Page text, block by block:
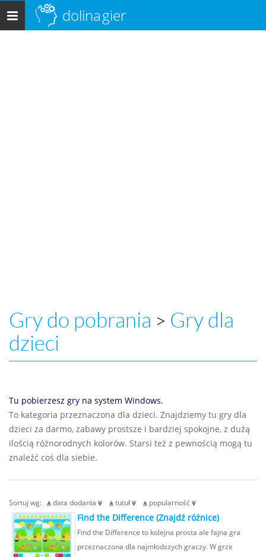
Menu
główne
dolinagier
Gry do pobrania > Gry dla
dzieci
Tu pobierzesz gry na system Windows.
To kategoria przeznaczona dla dzieci. Znajdziemy tu gry dla
dzieci za darmo, zabawy prostsze i bardziej spokojne, z dużą
ilością różnorodnych kolorów. Starsi też z pewnością mogą tu
znaleźć coś dla siebie.
Sortuj wg: data dodania tutuł popularność
Find the Difference (Znajdź różnice)
Find the Difference to kolejna prosta ale fajna gra
przeznaczona dla najmłodszych graczy. W grze